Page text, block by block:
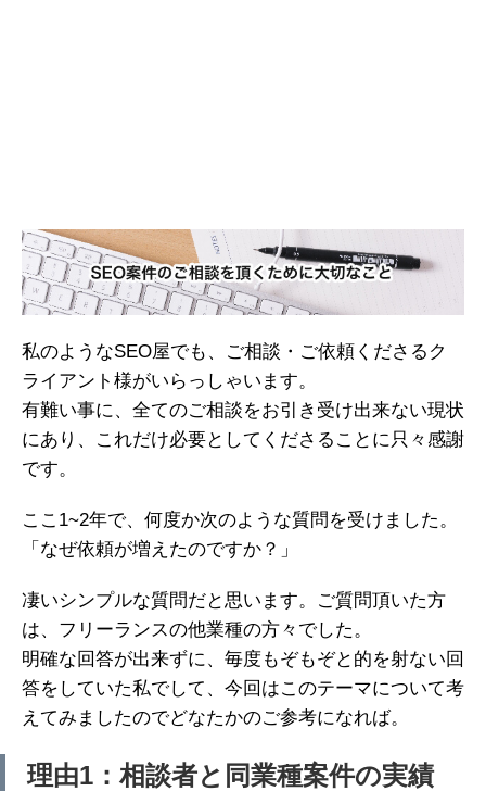
私のようなSEO屋でも、ご相談・ご依頼くださるク
ライアント様がいらっしゃいます。
有難い事に、全てのご相談をお引き受け出来ない現状
にあり、これだけ必要としてくださることに只々感謝
です。
ここ1~2年で、何度か次のような質問を受けました。
「なぜ依頼が増えたのですか？」
凄いシンプルな質問だと思います。ご質問頂いた方
は、フリーランスの他業種の方々でした。
明確な回答が出来ずに、毎度もぞもぞと的を射ない回
答をしていた私でして、今回はこのテーマについて考
えてみましたのでどなたかのご参考になれば。
理由1：相談者と同業種案件の実績